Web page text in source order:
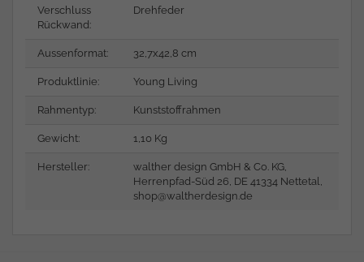
Verschluss
Rückwand:
Drehfeder
Aussenformat: 32,7x42,8 cm
Produktlinie: Young Living
Rahmentyp: Kunststoffrahmen
Gewicht: 1,10 Kg
Hersteller:
walther design GmbH & Co. KG,
Herrenpfad-Süd 26, DE 41334 Nettetal,
shop@waltherdesign.de